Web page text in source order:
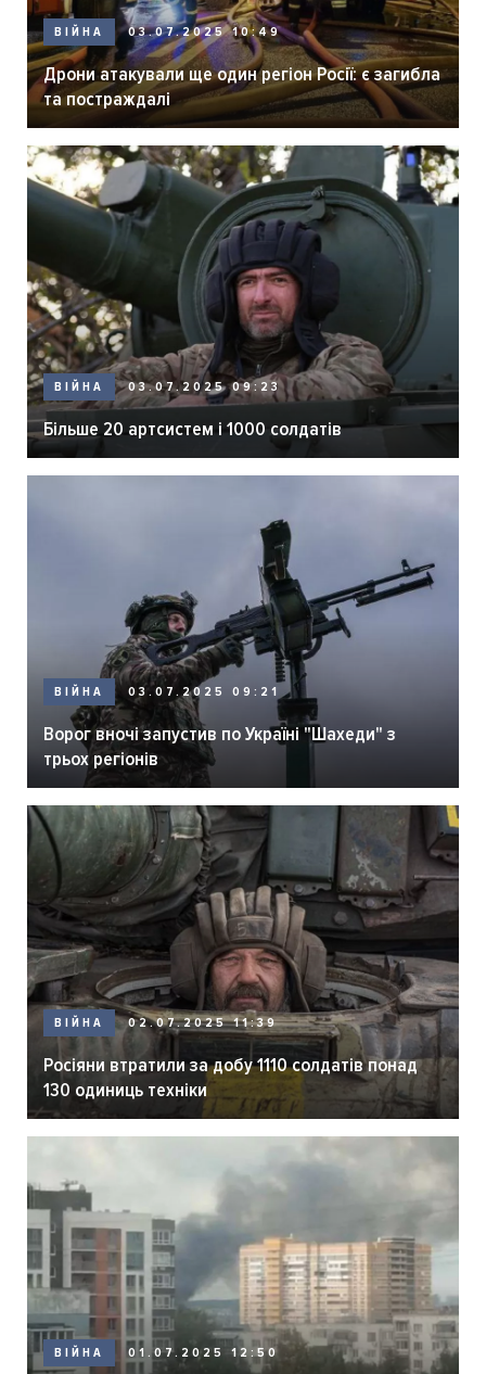
ВІЙНА 03.07.2025 10:49
Дрони атакували ще один регіон Росії: є загибла
та постраждалі
ВІЙНА 03.07.2025 09:23
Більше 20 артсистем і 1000 солдатів
ВІЙНА 03.07.2025 09:21
Ворог вночі запустив по Україні "Шахеди" з
трьох регіонів
ВІЙНА 02.07.2025 11:39
Росіяни втратили за добу 1110 солдатів понад
130 одиниць техніки
ВІЙНА 01.07.2025 12:50